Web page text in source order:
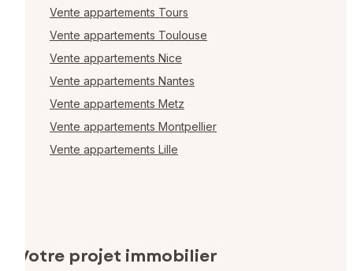
Vente appartements Tours
Vente appartements Toulouse
Vente appartements Nice
Vente appartements Nantes
Vente appartements Metz
Vente appartements Montpellier
Vente appartements Lille
Votre projet immobilier